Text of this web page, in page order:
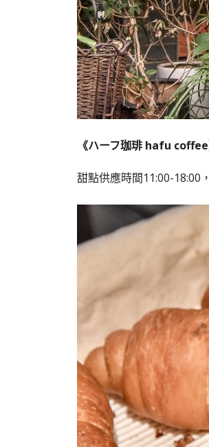
《ハーフ珈琲 hafu coffee
甜點供應時間11:00-18:00